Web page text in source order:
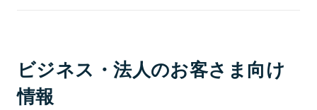
ビジネス・法人のお客さま向け
情報